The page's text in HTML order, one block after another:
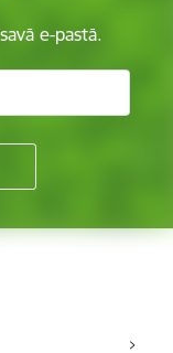
e-pastā.